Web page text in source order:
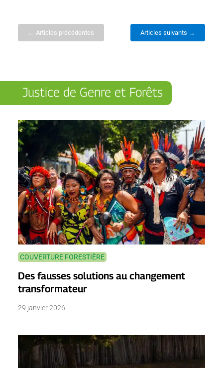
← Articles précédentes Articles suivants →
Justice de Genre et Forêts
COUVERTURE FORESTIÈRE
Des fausses solutions au changement
transformateur
29 janvier 2026